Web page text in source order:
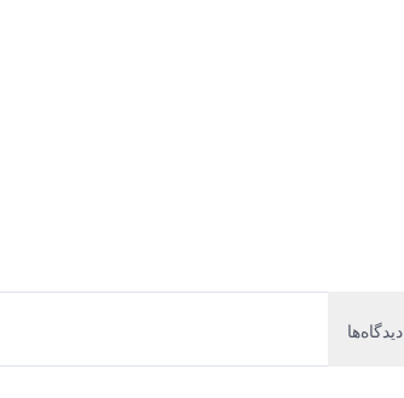
دیدگاه‌ها